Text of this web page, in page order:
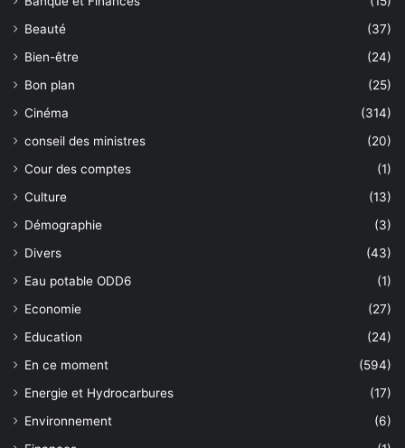
Beauté
(37)
Bien-être
(24)
Bon plan
(25)
Cinéma
(314)
conseil des ministres
(20)
Cour des comptes
(1)
Culture
(13)
Démographie
(3)
Divers
(43)
Eau potable ODD6
(1)
Economie
(27)
Education
(24)
En ce moment
(594)
Energie et Hydrocarbures
(17)
Environnement
(6)